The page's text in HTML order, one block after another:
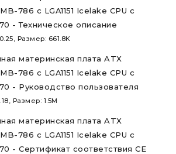
786 с LGA1151 Icelake CPU с
- Техническое описание
Размер: 661.8K
материнская плата ATX
786 с LGA1151 Icelake CPU с
- Руководство пользователя
Размер: 1.5M
материнская плата ATX
786 с LGA1151 Icelake CPU с
- Сертификат соответствия CE